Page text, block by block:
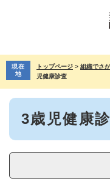
先
で
を
ば
現在
地
トップページ > 組織でさ
児健康診査
本
3歳児健康